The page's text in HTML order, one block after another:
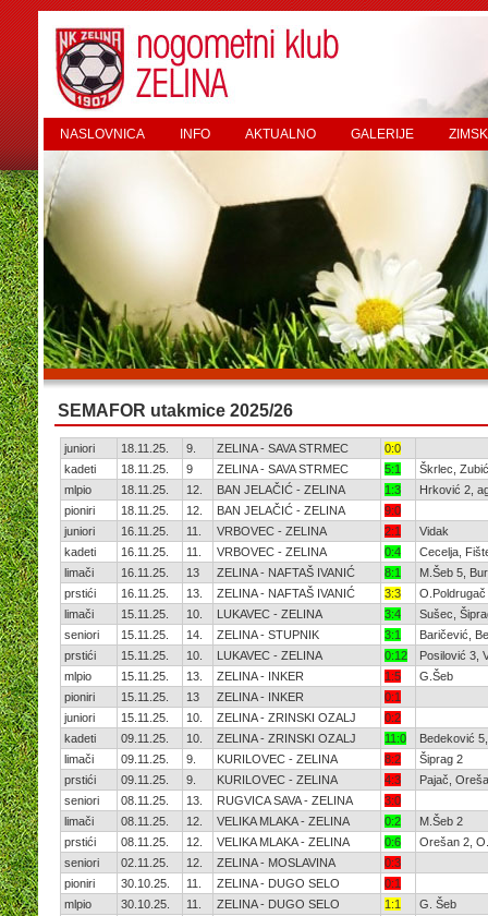
NASLOVNICA INFO AKTUALNO GALERIJE
SEMAFOR utakmice 2025/26
juniori 18.11.25. 9. ZELINA - SAVA STRMEC
0:0
kadeti
18.11.25. 9 ZELINA - SAVA STRMEC 5:1
Škrlec,
mlpio
18.11.25. 12. BAN JELAČIĆ - ZELINA 1:3
Hrković 2,
pioniri
18.11.25. 12. BAN JELAČIĆ - ZELINA
9:0
juniori
16.11.25. 11. VRBOVEC - ZELINA 2:1
Vidak
kadeti
16.11.25. 11. VRBOVEC - ZELINA 0:4
Cecelja,
limači
16.11.25. 13 ZELINA - NAFTAŠ IVANIĆ 8:1
M.Šeb 5,
prstići
16.11.25. 13. ZELINA - NAFTAŠ IVANIĆ 3:3
O.Poldrugač
limači
15.11.25. 10. LUKAVEC - ZELINA 3:4
Sušec,
seniori
15.11.25. 14. ZELINA - STUPNIK 3:1
Baričević,
prstići
15.11.25. 10. LUKAVEC - ZELINA 0:12
Posilović 3,
mlpio
15.11.25. 13. ZELINA - INKER 1:5
G.Šeb
pioniri
15.11.25. 13 ZELINA - INKER
0:1
juniori
15.11.25. 10. ZELINA - ZRINSKI OZALJ
0:2
kadeti
09.11.25. 10. ZELINA - ZRINSKI OZALJ 11:0
Bedeković
limači
09.11.25. 9. KURILOVEC - ZELINA 8:2
Šiprag 2
prstići
09.11.25. 9. KURILOVEC - ZELINA 4:3
Pajač,
seniori
08.11.25. 13. RUGVICA SAVA - ZELINA
3:0
limači
08.11.25. 12. VELIKA MLAKA - ZELINA 0:2
M.Šeb 2
prstići
08.11.25. 12. VELIKA MLAKA - ZELINA 0:6
Orešan 2,
seniori
02.11.25. 12. ZELINA - MOSLAVINA
0:3
pioniri
30.10.25. 11. ZELINA - DUGO SELO
0:1
mlpio
30.10.25. 11. ZELINA - DUGO SELO 1:1
G. Šeb